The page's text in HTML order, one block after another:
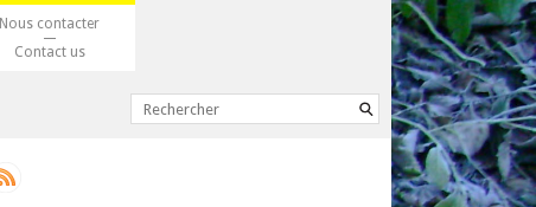
Nous contacter
Contact us